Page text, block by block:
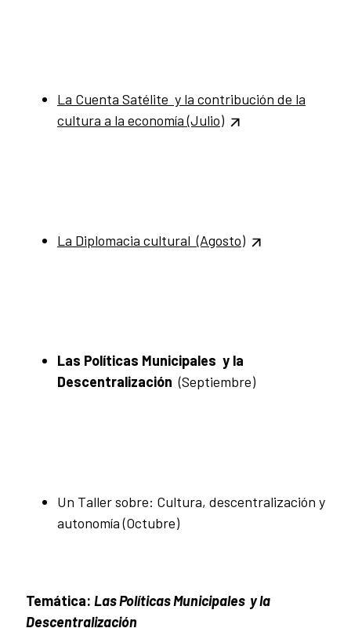
La Cuenta Satélite y la contribución de la
cultura a la economía (Julio)
La Diplomacia cultural (Agosto)
Las Políticas Municipales y la
Descentralización (Septiembre)
Un Taller sobre: Cultura, descentralización y
autonomía (Octubre)
Temática: Las Políticas Municipales y la
Descentralización